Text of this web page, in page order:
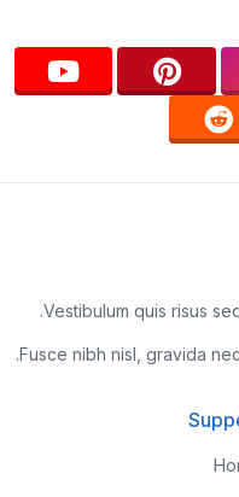
Vestibulum quis risus
Fusce nibh nisl, gravida